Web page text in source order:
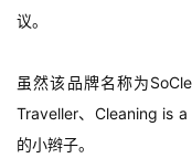
议。
虽然该品牌名称为
Traveller、Cleaning is
的小辫子。